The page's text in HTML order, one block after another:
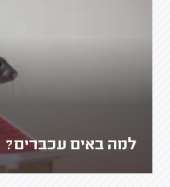
למה באים עכברים?